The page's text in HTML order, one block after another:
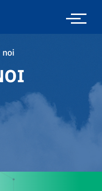
noi